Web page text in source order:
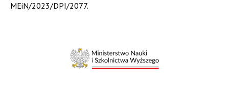
MEiN/2023/DPI/2077.